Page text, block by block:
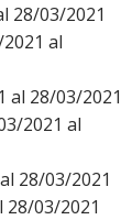
28/03/2021
al
al 28/03/2021
2021 al
28/03/2021
28/03/2021